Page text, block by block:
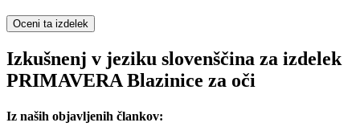
Oceni ta izdelek
Izkušnenj v jeziku slovenščina za izdelek
PRIMAVERA Blazinice za oči
Iz naših objavljenih člankov: